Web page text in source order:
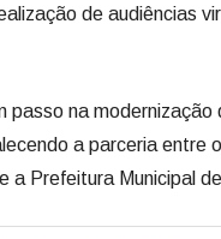
de audiências
passo na
a parceria entre
a Prefeitura Municipal